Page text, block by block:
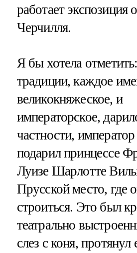
работает экспозиция
Черчилля.
Я бы хотела
традиции, каждое
великокняжеское, и
императорское,
частности,
подарил принцессе
Луизе Шарлотте
Прусской место, где
строиться. Это был
театрально
слез с коня, протянул